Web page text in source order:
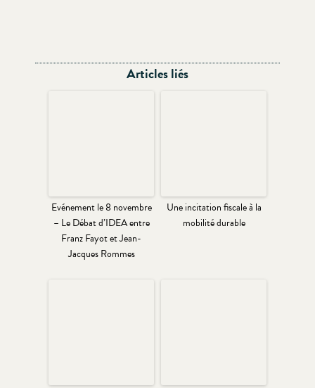
Articles liés
Evénement le 8 novembre
– Le Débat d’IDEA entre
Franz Fayot et Jean-
Jacques Rommes
Une incitation fiscale à la
mobilité durable